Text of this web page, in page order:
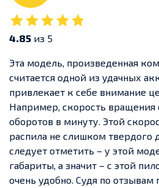
4.85 из 5
Эта модель, произведенная
считается одной из удачных
привлекает к себе внимание
Например, скорость вращения
оборотов в минуту. Этой
распила не слишком твердого
следует отметить – у этой
габариты, а значит – с этой
очень удобно. Судя по отзывам